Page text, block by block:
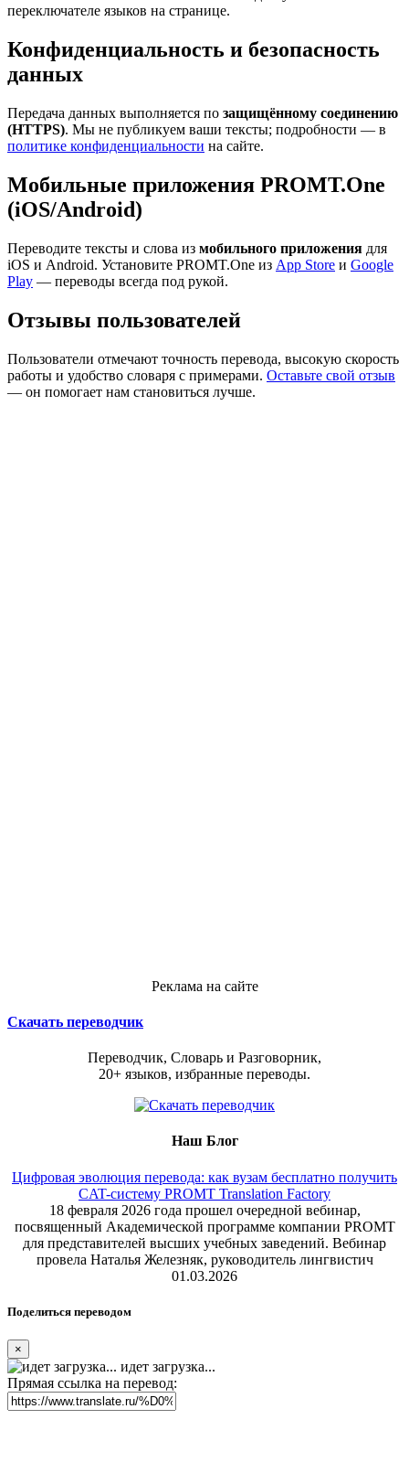
переключателе языков на странице.
Конфиденциальность и безопасность
данных
Передача данных выполняется по защищённому соединению
(HTTPS). Мы не публикуем ваши тексты; подробности — в
политике конфиденциальности на сайте.
Мобильные приложения PROMT.One
(iOS/Android)
Переводите тексты и слова из мобильного приложения для
iOS и Android. Установите PROMT.One из App Store и Google
Play — переводы всегда под рукой.
Отзывы пользователей
Пользователи отмечают точность перевода, высокую скорость
работы и удобство словаря с примерами. Оставьте свой отзыв
— он помогает нам становиться лучше.
Реклама на сайте
Скачать переводчик
Переводчик, Словарь и Разговорник,
20+ языков, избранные переводы.
Наш Блог
Цифровая эволюция перевода: как вузам бесплатно получить
CAT-систему PROMT Translation Factory
18 февраля 2026 года прошел очередной вебинар,
посвященный Академической программе компании PROMT
для представителей высших учебных заведений. Вебинар
провела Наталья Железняк, руководитель лингвистич
01.03.2026
Поделиться переводом
×
идет загрузка...
Прямая ссылка на перевод: